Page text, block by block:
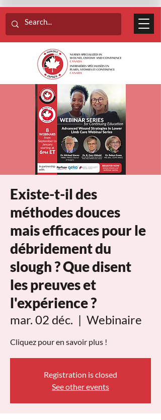
Existe-t-il des
méthodes douces
mais efficaces pour le
débridement du
slough ? Que disent
les preuves et
l'expérience ?
mar. 02 déc.
  |
Webinaire
Cliquez pour en savoir plus !
Registration is closed
See other events